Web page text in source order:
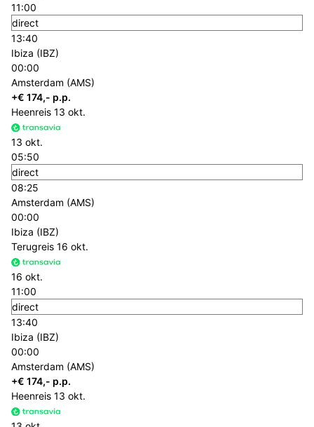
11:00
direct
13:40
Ibiza (IBZ)
00:00
Amsterdam (AMS)
+€ 174,- p.p.
Heenreis 13 okt.
13 okt.
05:50
direct
08:25
Amsterdam (AMS)
00:00
Ibiza (IBZ)
Terugreis 16 okt.
16 okt.
11:00
direct
13:40
Ibiza (IBZ)
00:00
Amsterdam (AMS)
+€ 174,- p.p.
Heenreis 13 okt.